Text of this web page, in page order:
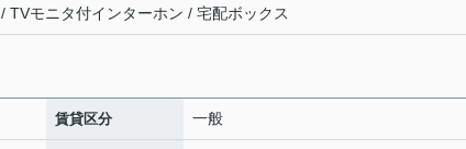
モニタ付インターホン / 宅配ボックス
賃貸区分 一般